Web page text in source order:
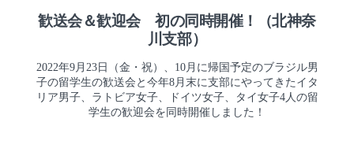
歓送会＆歓迎会 初の同時開催！（北神奈
川支部）
2022年9月23日（金・祝）、10月に帰国予定のブラジル男
子の留学生の歓送会と今年8月末に支部にやってきたイタ
リア男子、ラトビア女子、ドイツ女子、タイ女子4人の留
学生の歓迎会を同時開催しました！